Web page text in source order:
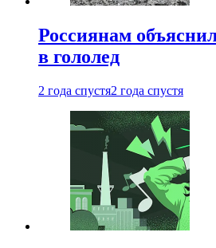
Россиянам
в гололед
2 года спустя2 года спустя